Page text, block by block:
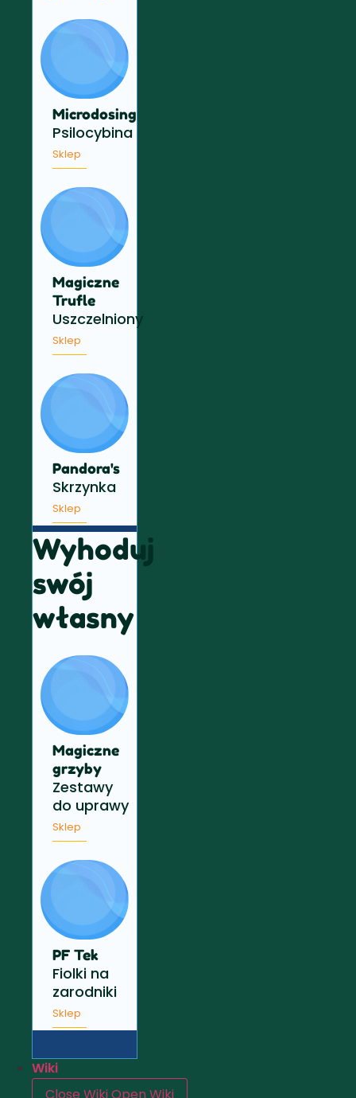
Microdosing
Psilocybina
Sklep
Magiczne
Trufle
Uszczelniony
Sklep
Pandora's
Skrzynka
Sklep
Wyhoduj
swój
własny
Magiczne
grzyby
Zestawy
do uprawy
Sklep
PF Tek
Fiolki na
zarodniki
Sklep
Wiki